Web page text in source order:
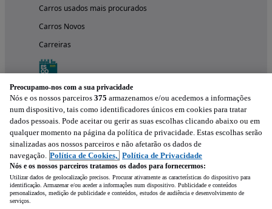
Carros usados mais procurados
Carros Novos
Carreiras
Experimenta a aplicação
Preocupamo-nos com a sua privacidade
Nós e os nossos parceiros 375 armazenamos e/ou acedemos a informações
num dispositivo, tais como identificadores únicos em cookies para tratar
dados pessoais. Pode aceitar ou gerir as suas escolhas clicando abaixo ou em
qualquer momento na página da política de privacidade. Estas escolhas serão
sinalizadas aos nossos parceiros e não afetarão os dados de
navegação. Política de Cookies, Política de Privacidade
Nós e os nossos parceiros tratamos os dados para fornecermos:
Utilizar dados de geolocalização precisos. Procurar ativamente as características do dispositivo para
identificação. Armazenar e/ou aceder a informações num dispositivo. Publicidade e conteúdos
personalizados, medição de publicidade e conteúdos, estudos de audiência e desenvolvimento de
serviços.